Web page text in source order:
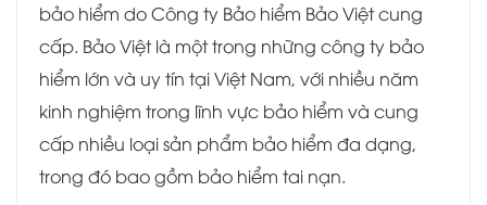
bảo hiểm do Công ty Bảo hiểm Bảo Việt cung
cấp. Bảo Việt là một trong những công ty bảo
hiểm lớn và uy tín tại Việt Nam, với nhiều năm
kinh nghiệm trong lĩnh vực bảo hiểm và cung
cấp nhiều loại sản phẩm bảo hiểm đa dạng,
trong đó bao gồm bảo hiểm tai nạn.